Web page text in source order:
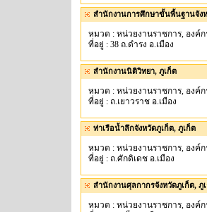
สำนักงานการศึกษาขั้นพื้นฐานจัง
หมวด : หน่วยงานราชการ, องค์ก
ที่อยู่ : 38 ถ.ดำรง อ.เมือง
สำนักงานนิติวิทยา, ภูเก็ต
หมวด : หน่วยงานราชการ, องค์ก
ที่อยู่ : ถ.เยาวราช อ.เมือง
ท่าเรือน้ำลึกจังหวัดภูเก็ต, ภูเก็ต
หมวด : หน่วยงานราชการ, องค์ก
ที่อยู่ : ถ.ศักดิเดช อ.เมือง
สำนักงานศุลกากรจังหวัดภูเก็ต, ภู
หมวด : หน่วยงานราชการ, องค์ก